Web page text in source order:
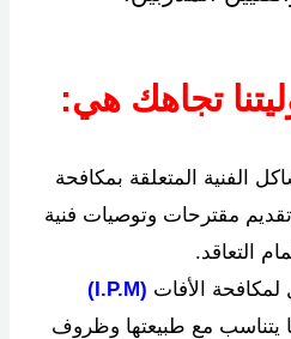
تجاهك هي:
الفنية المتعلقة بمكافحة
مقترحات وتوصيات فنية
التعاقد.
الأفات (I.P.M)
يتناسب مع طبيعتها وظروف